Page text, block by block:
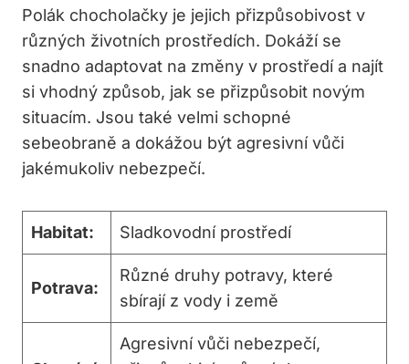
Polák chocholačky je jejich přizpůsobivost v
různých životních prostředích. Dokáží se
snadno adaptovat na změny v prostředí a najít
si vhodný způsob, jak se přizpůsobit novým
situacím. Jsou také velmi schopné
sebeobraně a dokážou být agresivní vůči
jakémukoliv nebezpečí.
Habitat: Sladkovodní prostředí
Potrava:
Různé druhy potravy, které
sbírají z vody i země
Agresivní vůči nebezpečí,